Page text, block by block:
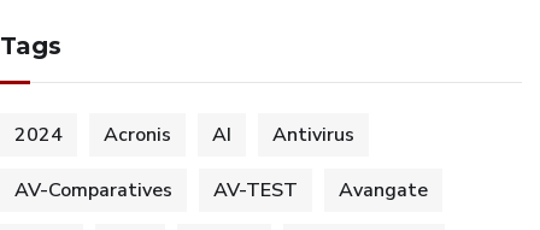
Tags
2024 Acronis AI Antivirus
AV-Comparatives AV-TEST Avangate